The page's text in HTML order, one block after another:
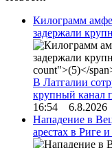
Килограмм
задержали
В Латгалии
крупный канал
16:54 6.8.2026
Нападение в
арестах в Риге